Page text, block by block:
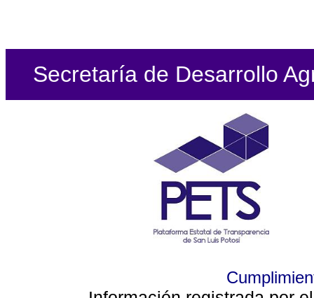
Secretaría de Desarrollo